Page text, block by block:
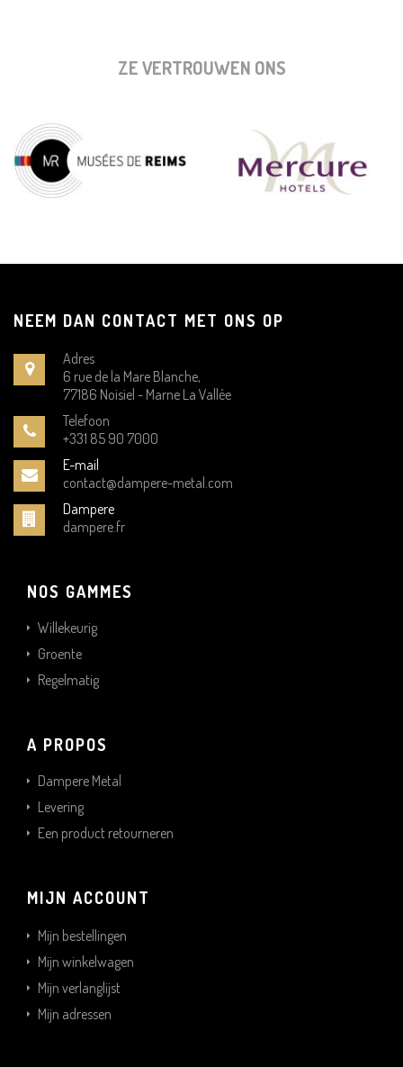
ZE VERTROUWEN ONS
NEEM DAN CONTACT MET ONS OP
Adres
6 rue de la Mare Blanche,
77186 Noisiel - Marne La Vallée
Telefoon
+331 85 90 7000
E-mail
contact@dampere-metal.com
Dampere
dampere.fr
NOS GAMMES
Willekeurig
Groente
Regelmatig
A PROPOS
Dampere Metal
Levering
Een product retourneren
MIJN ACCOUNT
Mijn bestellingen
Mijn winkelwagen
Mijn verlanglijst
Mijn adressen